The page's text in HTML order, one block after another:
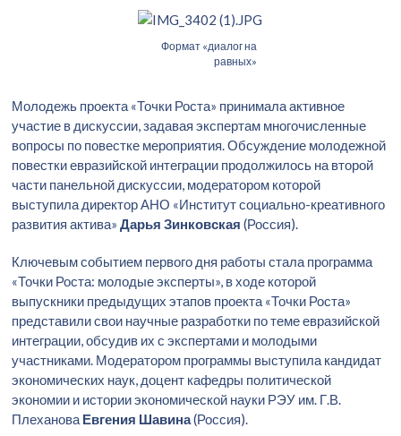
Формат «диалог на
равных»
Молодежь проекта «Точки Роста» принимала активное
участие в дискуссии, задавая экспертам многочисленные
вопросы по повестке мероприятия. Обсуждение молодежной
повестки евразийской интеграции продолжилось на второй
части панельной дискуссии, модератором которой
выступила директор АНО «Институт социально-креативного
развития актива»Дарья Зинковская (Россия).
Ключевым событием первого дня работы стала программа
«Точки Роста: молодые эксперты», в ходе которой
выпускники предыдущих этапов проекта «Точки Роста»
представили свои научные разработки по теме евразийской
интеграции, обсудив их с экспертами и молодыми
участниками. Модератором программы выступила кандидат
экономических наук, доцент кафедры политической
экономии и истории экономической науки РЭУ им. Г.В.
Плеханова Евгения Шавина(Россия).